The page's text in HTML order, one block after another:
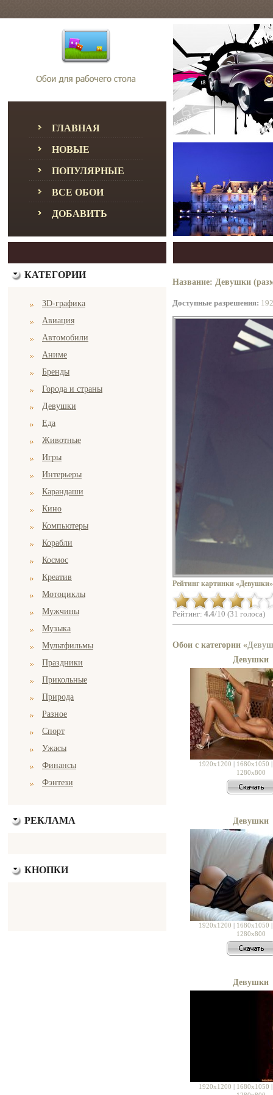
ГЛАВНАЯ
НОВЫЕ
ПОПУЛЯРНЫЕ
ВСЕ ОБОИ
ДОБАВИТЬ
КАТЕГОРИИ
3D-графика
Авиация
Автомобили
Аниме
Бренды
Города и страны
Девушки
Еда
Животные
Игры
Интерьеры
Карандаши
Кино
Компьютеры
Корабли
Космос
Креатив
Мотоциклы
Мужчины
Музыка
Мультфильмы
Праздники
Прикольные
Природа
Разное
Спорт
Ужасы
Финансы
Фэнтези
РЕКЛАМА
КНОПКИ
Название: Девушки
Доступные разрешения:
Рейтинг картинки
Рейтинг: 4.4/10 (31 голоса)
Обои с категории «
Девушки
1920x1200 | 1680x1050
1280x800
Девушки
1920x1200 | 1680x1050
1280x800
Девушки
1920x1200 | 1680x1050